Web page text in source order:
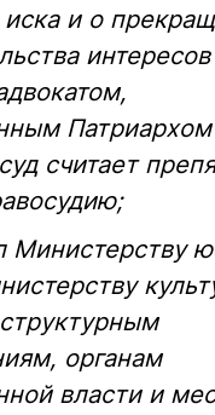
иска и о
Патриархом
считает
Министерству
органам
власти и